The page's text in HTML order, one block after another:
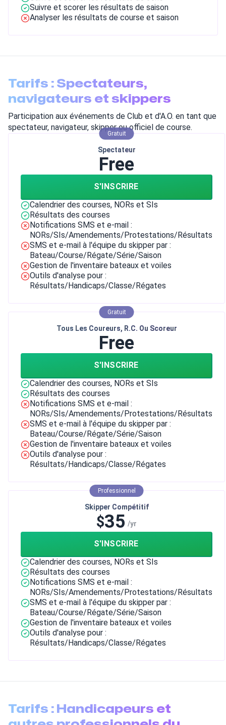
Suivre et scorer les résultats de saison
Analyser les résultats de course et saison
Tarifs : Spectateurs,
navigateurs et skippers
Participation aux événements de Club et d'A.O. en tant que
spectateur, navigateur, skipper ou officiel de course.
Gratuit
Spectateur
Free
S'INSCRIRE
Calendrier des courses, NORs et SIs
Résultats des courses
Notifications SMS et e-mail :
NORs/SIs/Amendements/Protestations/Résultats
SMS et e-mail à l'équipe du skipper par :
Bateau/Course/Régate/Série/Saison
Gestion de l'inventaire bateaux et voiles
Outils d'analyse pour :
Résultats/Handicaps/Classe/Régates
Gratuit
Tous Les Coureurs, R.C. Ou Scoreur
Free
S'INSCRIRE
Calendrier des courses, NORs et SIs
Résultats des courses
Notifications SMS et e-mail :
NORs/SIs/Amendements/Protestations/Résultats
SMS et e-mail à l'équipe du skipper par :
Bateau/Course/Régate/Série/Saison
Gestion de l'inventaire bateaux et voiles
Outils d'analyse pour :
Résultats/Handicaps/Classe/Régates
Professionnel
Skipper Compétitif
$35 /yr
S'INSCRIRE
Calendrier des courses, NORs et SIs
Résultats des courses
Notifications SMS et e-mail :
NORs/SIs/Amendements/Protestations/Résultats
SMS et e-mail à l'équipe du skipper par :
Bateau/Course/Régate/Série/Saison
Gestion de l'inventaire bateaux et voiles
Outils d'analyse pour :
Résultats/Handicaps/Classe/Régates
Tarifs : Handicapeurs et